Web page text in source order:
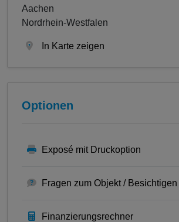
Aachen
Nordrhein-Westfalen
In Karte zeigen
Optionen
Exposé mit Druckoption
Fragen zum Objekt / Besichtigen
Finanzierungsrechner